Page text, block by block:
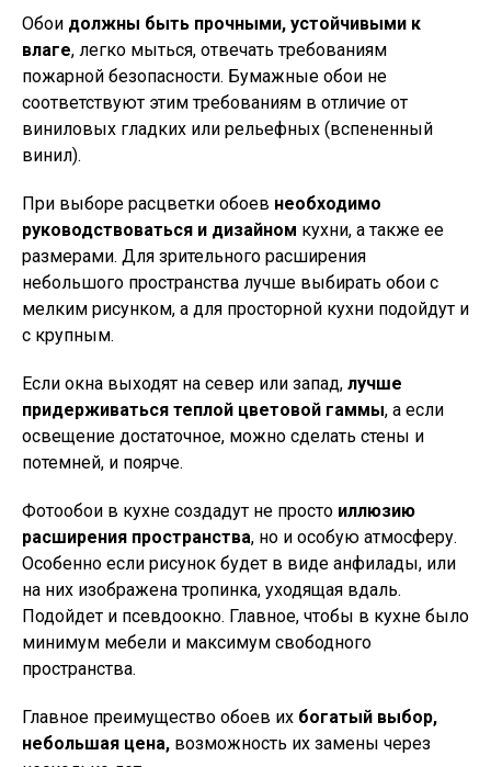
Обои должны быть прочными, устойчивыми к
влаге, легко мыться, отвечать требованиям
пожарной безопасности. Бумажные обои не
соответствуют этим требованиям в отличие от
виниловых гладких или рельефных (вспененный
винил).
При выборе расцветки обоев необходимо
руководствоваться и дизайном кухни, а также ее
размерами. Для зрительного расширения
небольшого пространства лучше выбирать обои с
мелким рисунком, а для просторной кухни подойдут и
с крупным.
Если окна выходят на север или запад, лучше
придерживаться теплой цветовой гаммы, а если
освещение достаточное, можно сделать стены и
потемней, и поярче.
Фотообои в кухне создадут не просто иллюзию
расширения пространства, но и особую атмосферу.
Особенно если рисунок будет в виде анфилады, или
на них изображена тропинка, уходящая вдаль.
Подойдет и псевдоокно. Главное, чтобы в кухне было
минимум мебели и максимум свободного
пространства.
Главное преимущество обоев их богатый выбор,
небольшая цена, возможность их замены через